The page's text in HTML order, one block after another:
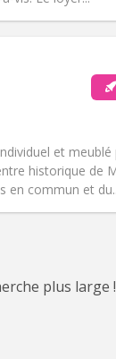
et
historique de
en commun et
Autre
Atmosphère:
Animaux de
plus large !